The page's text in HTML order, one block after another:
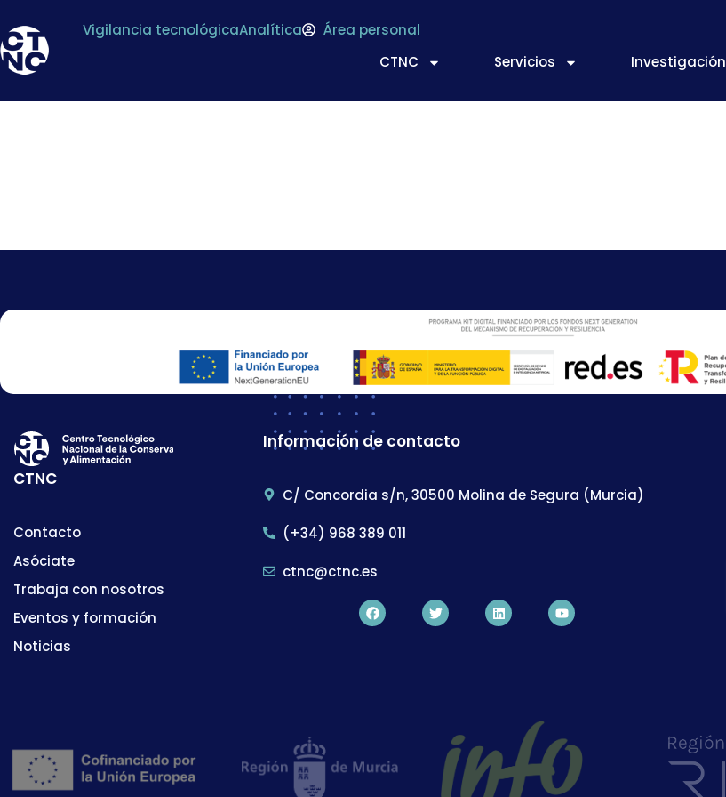
Vigilancia tecnológicaAnalítica
Área personal
CTNC
Servicios Investigación
CTNC
Contacto
Asóciate
Trabaja con nosotros
Eventos y formación
Noticias
Información de contacto
C/ Concordia s/n, 30500 Molina de Segura (Murcia)
(+34) 968 389 011
ctnc@ctnc.es